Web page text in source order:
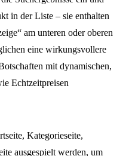
in der Liste – sie enthalten
am unteren oder oberen
eine wirkungsvollere
mit dynamischen,
Echtzeitpreisen
Kategorieseite,
ausgespielt werden, um